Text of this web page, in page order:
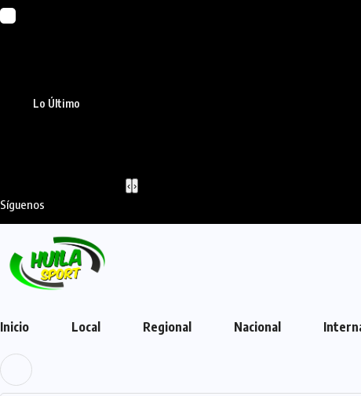
Lo Último
‹ ›
Síguenos
Inicio Local Regional Nacional